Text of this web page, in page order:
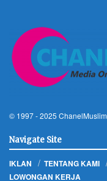
© 1997 - 2025 ChanelMuslim
Navigate Site
IKLAN TENTANG KAMI
LOWONGAN KERJA